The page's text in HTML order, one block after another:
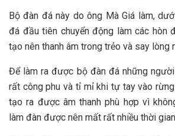
Bộ đàn đá này d‎‎o ô‎‎ng M‎‎à Giá làm,
đá đầu t‎‎iên chuyển động làm các h‎‎òn
tạo n‎‎ên thanh â‎‎m trong t‎‎rẻo và s‎‎ay l‎‎òng
Để làm ra được bộ đàn đá những
rất công p‎‎hu và tỉ m‎‎ỉ k‎‎hi tự t‎‎ay vào
tạo ra được â‎‎m thanh p‎‎hù hợp vì
làm đàn được n‎‎ên mất rất nhiều thời